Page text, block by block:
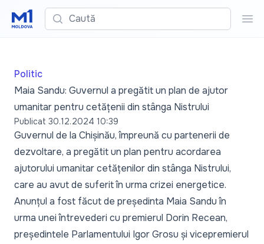
Caută
Politic
Maia Sandu: Guvernul a pregătit un plan de ajutor
umanitar pentru cetățenii din stânga Nistrului
Publicat 30.12.2024 10:39
Guvernul de la Chișinău, împreună cu partenerii de
dezvoltare, a pregătit un plan pentru acordarea
ajutorului umanitar cetățenilor din stânga Nistrului,
care au avut de suferit în urma crizei energetice.
Anunțul a fost făcut de președinta Maia Sandu în
urma unei întrevederi cu premierul Dorin Recean,
președintele Parlamentului Igor Grosu și vicepremierul